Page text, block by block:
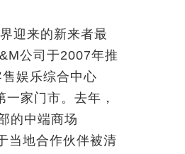
迎来的新来者最
公司于2007年推
娱乐综合中心
家门市。去年，
的中端商场
当地合作伙伴被清